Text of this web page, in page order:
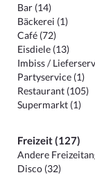
Bar (14)
Bäckerei (1)
Café (72)
Eisdiele (13)
Imbiss /
Partyservice (1)
Restaurant (105)
Supermarkt (1)
Freizeit (127)
Andere
Disco (32)